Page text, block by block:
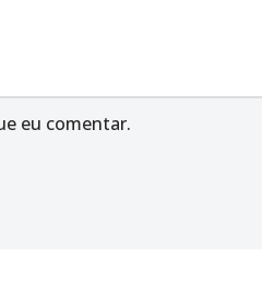
eu comentar.